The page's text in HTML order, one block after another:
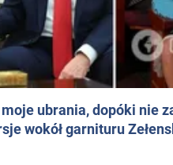
ubrania, dopóki nie
wokół garnituru